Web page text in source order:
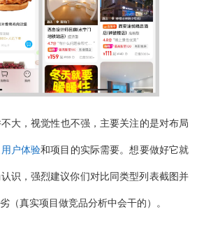
大，视觉性也不强，主要关注的是对布局
用户体验和项目的实际需要。想要做好它就
识，强烈建议你们对比同类型列表截图并
（真实项目做竞品分析中会干的）。